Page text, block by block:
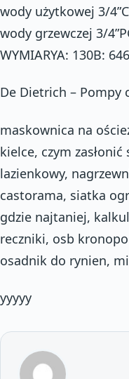
wody użytkowej 3/
wody grzewczej 3/
WYMIARYA: 130B:
De Dietrich – Pompy
maskownica na
kielce, czym
lazienkowy,
castorama, siatka
gdzie najtaniej,
reczniki, osb
osadnik do rynien,
yyyyy